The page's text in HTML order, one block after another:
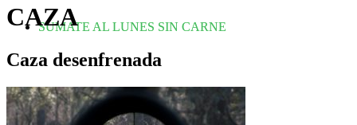
SUMATE AL LUNES SIN CARNE
CAZA
Caza desenfrenada